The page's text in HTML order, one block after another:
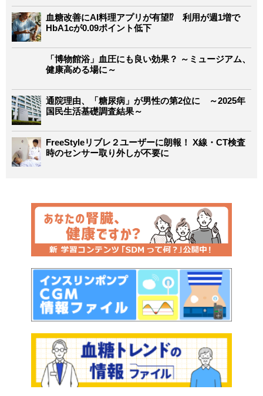
血糖改善にAI料理アプリが有望⁉ 利用が週1増で
HbA1cが0.09ポイント低下
「博物館浴」血圧にも良い効果？ ～ミュージアム、
健康高める場に～
通院理由、「糖尿病」が男性の第2位に ～2025年
国民生活基礎調査結果～
FreeStyleリブレ２ユーザーに朗報！ X線・CT検査
時のセンサー取り外しが不要に